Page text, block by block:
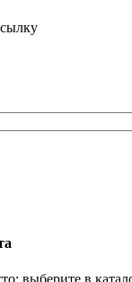
выберите в